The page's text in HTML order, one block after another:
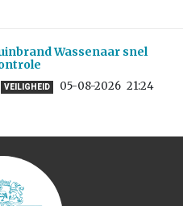
Wassenaar snel
VEILIGHEID 05-08-2026 21:24